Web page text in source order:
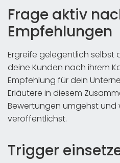
Frage aktiv
Empfehlungen
Ergreife gelegentlich selbst
deine Kunden nach ihrem
Empfehlung für dein
Erläutere in diesem
Bewertungen umgehst und
veröffentlichst.
Trigger